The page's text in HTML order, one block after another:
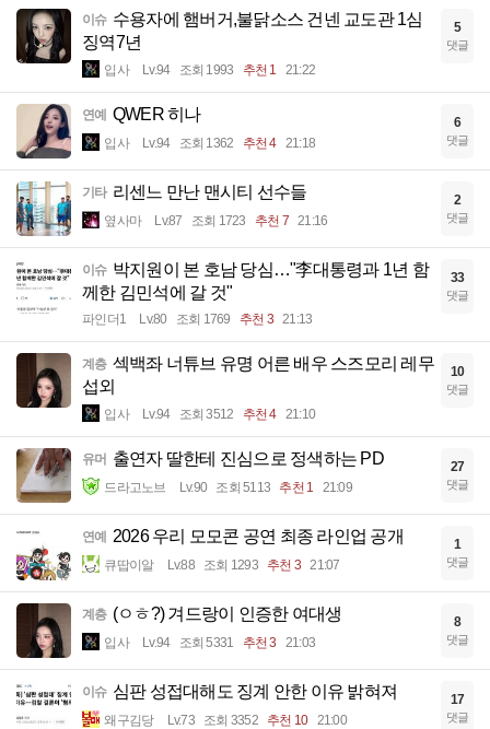
이슈 수용자에 햄버거,불닭소스 건넨 교도관 1심
징역7년
입사 Lv.94 조회 1993 추천 1 21:22
5
댓글
연예 QWER 히나
입사 Lv.94 조회 1362 추천 4 21:18
6
댓글
기타 리센느 만난 맨시티 선수들
옆사마 Lv.87 조회 1723 추천 7 21:16
2
댓글
이슈 박지원이 본 호남 당심…"李대통령과 1년 함
께한 김민석에 갈 것"
파인더1 Lv.80 조회 1769 추천 3 21:13
33
댓글
계층 섹백좌 너튜브 유명 어른 배우 스즈모리 레무
섭외
입사 Lv.94 조회 3512 추천 4 21:10
10
댓글
유머 출연자 딸한테 진심으로 정색하는 PD
드라고노브 Lv.90 조회 5113 추천 1 21:09
27
댓글
연예 2026 우리 모모콘 공연 최종 라인업 공개
큐땁이알 Lv.88 조회 1293 추천 3 21:07
1
댓글
계층 (ㅇㅎ?) 겨드랑이 인증한 여대생
입사 Lv.94 조회 5331 추천 3 21:03
8
댓글
이슈 심판 성접대해도 징계 안한 이유 밝혀져
왜구김당 Lv.73 조회 3352 추천 10 21:00
17
댓글